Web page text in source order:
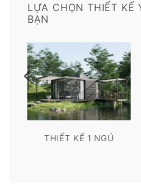
LỰA CHỌN THIẾT KẾ
BẠN
THIẾT KẾ 1 NGỦ